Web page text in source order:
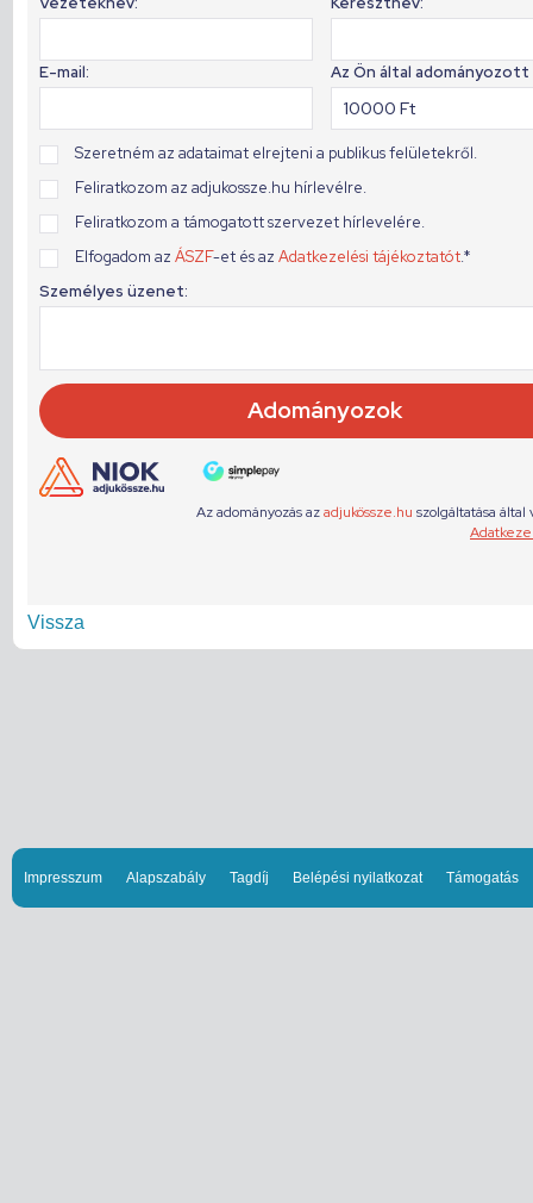
Vissza
Impresszum Alapszabály Tagdíj Belépési nyilatkozat Támogatás